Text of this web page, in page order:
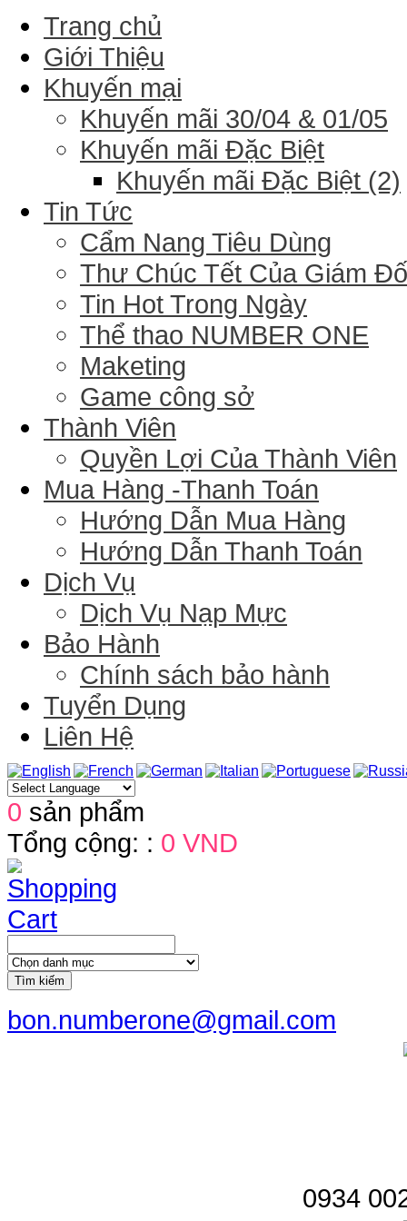
Trang chủ
Giới Thiệu
Khuyến mại
Khuyến mãi 30/04 & 01/05
Khuyến mãi Đặc Biệt
Khuyến mãi Đặc Biệt (2)
Tin Tức
Cẩm Nang Tiêu Dùng
Thư Chúc Tết Của Giám
Tin Hot Trong Ngày
Thể thao NUMBER ONE
Maketing
Game công sở
Thành Viên
Quyền Lợi Của Thành Viên
Mua Hàng -Thanh Toán
Hướng Dẫn Mua Hàng
Hướng Dẫn Thanh Toán
Dịch Vụ
Dịch Vụ Nạp Mực
Bảo Hành
Chính sách bảo hành
Tuyển Dụng
Liên Hệ
0 sản phẩm
Tổng cộng: : 0 VND
Tìm kiếm
bon.numberone@gmail.com
0934